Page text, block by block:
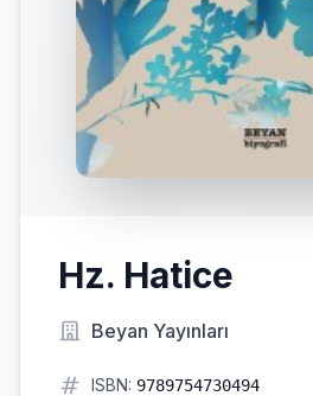
Hz. Hatice
Beyan Yayınları
ISBN: 9789754730494